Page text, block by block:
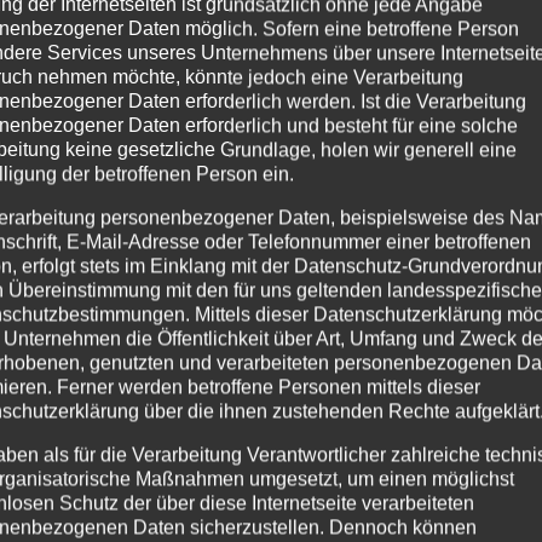
Lassen Sie sich durch diesen Ratgeber von
die wir...
der Internetseiten ist grundsätzlich ohne jede Angabe
Daten möglich. Sofern eine betroffene Person
Services unseres Unternehmens über unsere
nehmen möchte, könnte jedoch eine Verarbeitung
Daten erforderlich werden. Ist die Verarbeitung
Daten erforderlich und besteht für eine solche
keine gesetzliche Grundlage, holen wir generell eine
der betroffenen Person ein.
personenbezogener Daten, beispielsweise des
E-Mail-Adresse oder Telefonnummer einer betroffenen
erfolgt stets im Einklang mit der Datenschutz-
Übereinstimmung mit den für uns geltenden
Mittels dieser Datenschutzerklärung
Unternehmen die Öffentlichkeit über Art, Umfang und Zweck
genutzten und verarbeiteten personenbezogenen
Ferner werden betroffene Personen mittels dieser
über die ihnen zustehenden Rechte aufgeklärt.
als für die Verarbeitung Verantwortlicher zahlreiche
Maßnahmen umgesetzt, um einen möglichst
Schutz der über diese Internetseite verarbeiteten
Daten sicherzustellen. Dennoch können